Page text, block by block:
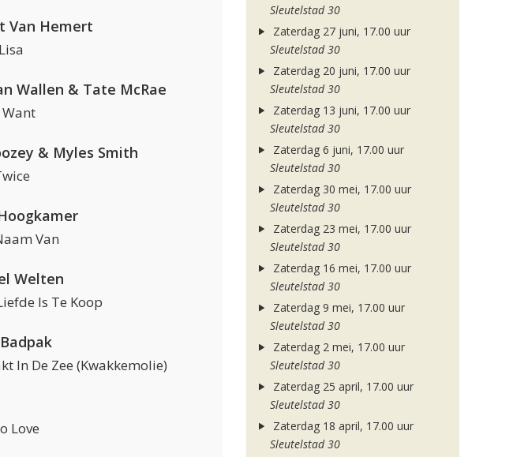
Van Hemert
Wallen & Tate McRae
& Myles Smith
Van
Welten
Is Te Koop
In De Zee (Kwakkemolie)
Love
Sleutelstad 30
Zaterdag 27 juni, 17.00 uur
Sleutelstad 30
Zaterdag 20 juni, 17.00 uur
Sleutelstad 30
Zaterdag 13 juni, 17.00 uur
Sleutelstad 30
Zaterdag 6 juni, 17.00 uur
Sleutelstad 30
Zaterdag 30 mei, 17.00 uur
Sleutelstad 30
Zaterdag 23 mei, 17.00 uur
Sleutelstad 30
Zaterdag 16 mei, 17.00 uur
Sleutelstad 30
Zaterdag 9 mei, 17.00 uur
Sleutelstad 30
Zaterdag 2 mei, 17.00 uur
Sleutelstad 30
Zaterdag 25 april, 17.00 uur
Sleutelstad 30
Zaterdag 18 april, 17.00 uur
Sleutelstad 30